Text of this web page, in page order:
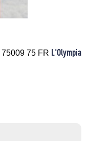
75009 75 FR L'Olympia